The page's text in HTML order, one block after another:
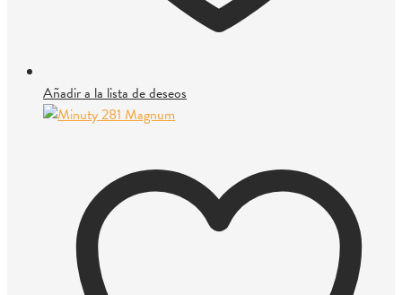
Añadir a la lista de deseos